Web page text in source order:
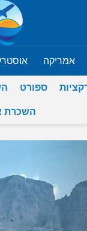
אמריקה
ספורט
השכרת